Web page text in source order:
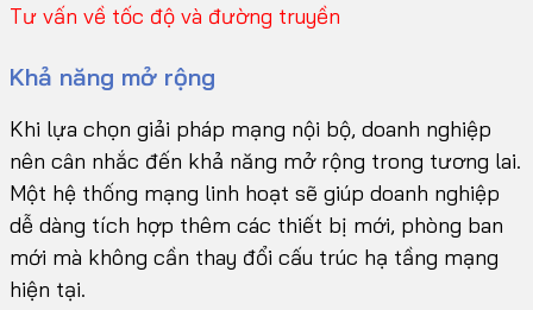
Tư vấn về tốc độ và đường truyền
Khả năng mở rộng
Khi lựa chọn giải pháp mạng nội bộ, doanh nghiệp
nên cân nhắc đến khả năng mở rộng trong tương lai.
Một hệ thống mạng linh hoạt sẽ giúp doanh nghiệp
dễ dàng tích hợp thêm các thiết bị mới, phòng ban
mới mà không cần thay đổi cấu trúc hạ tầng mạng
hiện tại.